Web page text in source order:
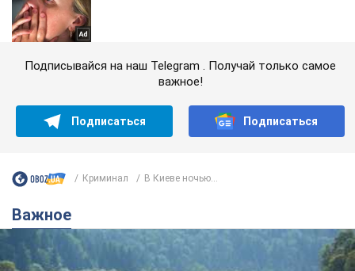
Подписывайся на наш Telegram . Получай только самое
важное!
Подписаться Подписаться
Криминал В Киеве ночью...
Важное